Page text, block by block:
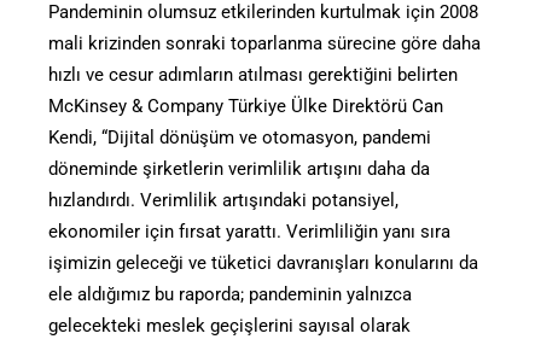
Pandeminin olumsuz etkilerinden kurtulmak için 2008
mali krizinden sonraki toparlanma sürecine göre daha
hızlı ve cesur adımların atılması gerektiğini belirten
McKinsey & Company Türkiye Ülke Direktörü Can
Kendi, “Dijital dönüşüm ve otomasyon, pandemi
döneminde şirketlerin verimlilik artışını daha da
hızlandırdı. Verimlilik artışındaki potansiyel,
ekonomiler için fırsat yarattı. Verimliliğin yanı sıra
işimizin geleceği ve tüketici davranışları konularını da
ele aldığımız bu raporda; pandeminin yalnızca
gelecekteki meslek geçişlerini sayısal olarak